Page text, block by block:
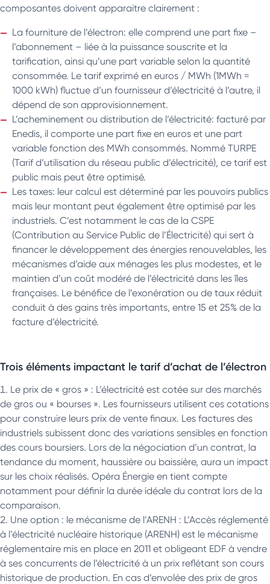
composantes doivent apparaitre clairement :
La fourniture de l’électron: elle comprend une part fixe –
l’abonnement – liée à la puissance souscrite et la
tarification, ainsi qu’une part variable selon la quantité
consommée. Le tarif exprimé en euros / MWh (1MWh =
1000 kWh) fluctue d’un fournisseur d’électricité à l’autre, il
dépend de son approvisionnement.
L’acheminement ou distribution de l’électricité: facturé par
Enedis, il comporte une part fixe en euros et une part
variable fonction des MWh consommés. Nommé TURPE
(Tarif d’utilisation du réseau public d’électricité), ce tarif est
public mais peut être optimisé.
Les taxes: leur calcul est déterminé par les pouvoirs publics
mais leur montant peut également être optimisé par les
industriels. C’est notamment le cas de la CSPE
(Contribution au Service Public de l’Électricité) qui sert à
financer le développement des énergies renouvelables, les
mécanismes d’aide aux ménages les plus modestes, et le
maintien d’un coût modéré de l’électricité dans les îles
françaises. Le bénéfice de l’exonération ou de taux réduit
conduit à des gains très importants, entre 15 et 25% de la
facture d’électricité.
Trois éléments impactant le tarif d’achat de l’électron
Le prix de « gros » : L’électricité est cotée sur des marchés
de gros ou « bourses ». Les fournisseurs utilisent ces cotations
pour construire leurs prix de vente finaux. Les factures des
industriels subissent donc des variations sensibles en fonction
des cours boursiers. Lors de la négociation d’un contrat, la
tendance du moment, haussière ou baissière, aura un impact
sur les choix réalisés. Opéra Énergie en tient compte
notamment pour définir la durée idéale du contrat lors de la
comparaison.
Une option : le mécanisme de l’ARENH : L’Accès réglementé
à l’électricité nucléaire historique (ARENH) est le mécanisme
réglementaire mis en place en 2011 et obligeant EDF à vendre
à ses concurrents de l’électricité à un prix reflétant son cours
historique de production. En cas d’envolée des prix de gros